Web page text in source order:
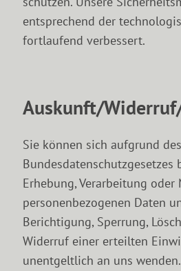
entsprechend der
fortlaufend verbessert.
Auskunft/
Sie können sich aufgrund des
Bundesdatenschutzgesetzes
Erhebung, Verarbeitung oder
personenbezogenen Daten
Berichtigung, Sperrung,
Widerruf einer erteilten
unentgeltlich an uns